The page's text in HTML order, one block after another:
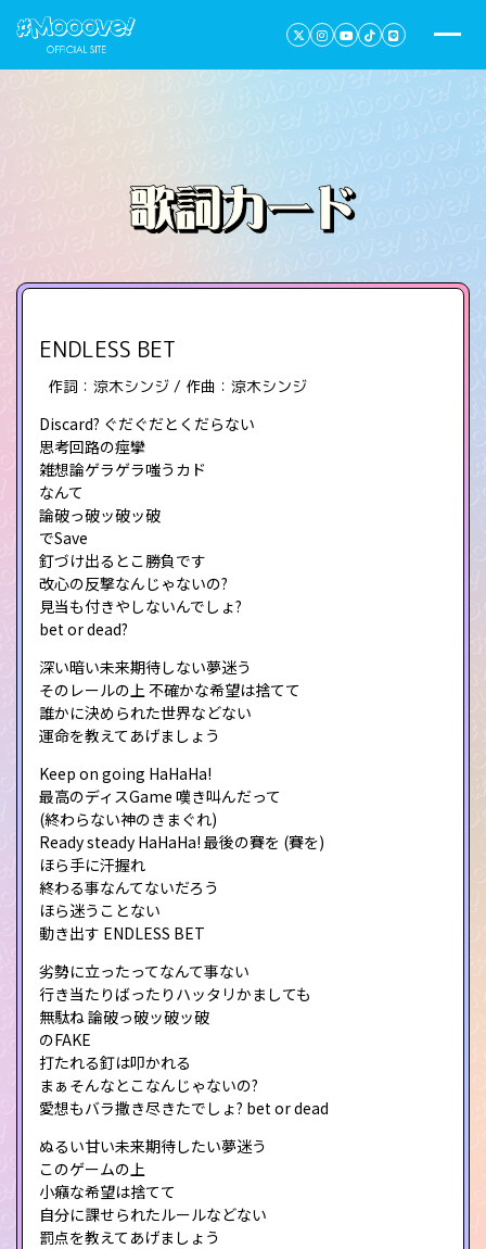
ENDLESS BET
作詞：涼木シンジ / 作曲：涼木シンジ
Discard? ぐだぐだとくだらない
思考回路の痙攣
雑想論ゲラゲラ嗤うカド
なんて
論破っ破ッ破ッ破
でSave
釘づけ出るとこ勝負です
改心の反撃なんじゃないの?
見当も付きやしないんでしょ?
bet or dead?
深い暗い未来期待しない夢迷う
そのレールの上 不確かな希望は捨てて
誰かに決められた世界などない
運命を教えてあげましょう
Keep on going HaHaHa!
最高のディスGame 嘆き叫んだって
(終わらない神のきまぐれ)
Ready steady HaHaHa! 最後の賽を (賽を)
ほら手に汗握れ
終わる事なんてないだろう
ほら迷うことない
動き出す ENDLESS BET
劣勢に立ったってなんて事ない
行き当たりばったりハッタリかましても
無駄ね 論破っ破ッ破ッ破
のFAKE
打たれる釘は叩かれる
まぁそんなとこなんじゃないの?
愛想もバラ撒き尽きたでしょ? bet or dead
ぬるい甘い未来期待したい夢迷う
このゲームの上
小癪な希望は捨てて
自分に課せられたルールなどない
罰点を教えてあげましょう